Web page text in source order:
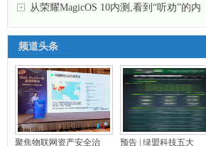
府
从荣耀MagicOS 10内测,看到“听劝”的内
频道头条
聚焦物联网资产安全治 预告 | 绿盟科技五大